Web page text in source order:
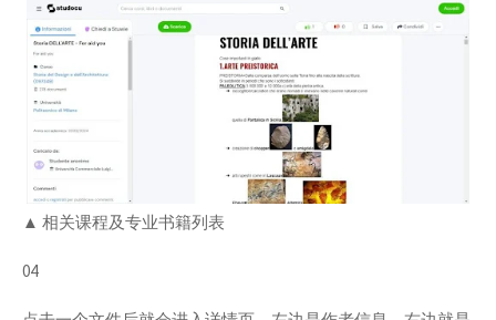
▲ 相关课程及专业书籍列表
04